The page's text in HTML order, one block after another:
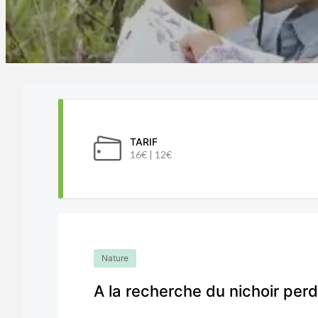
TARIF
16€ | 12€
Nature
A la recherche du nichoir